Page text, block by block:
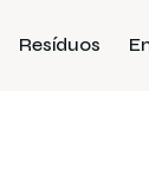
Resíduos